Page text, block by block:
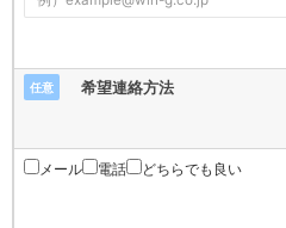
任意 希望連絡方法
メール 電話 どちらでも良い